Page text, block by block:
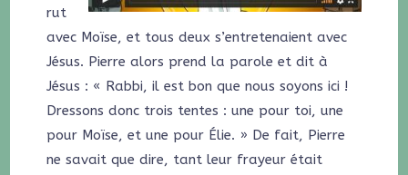
rut
avec Moïse, et tous deux s’entretenaient avec
Jésus. Pierre alors prend la parole et dit à
Jésus : « Rabbi, il est bon que nous soyons ici !
Dressons donc trois tentes : une pour toi, une
pour Moïse, et une pour Élie. » De fait, Pierre
ne savait que dire, tant leur frayeur était